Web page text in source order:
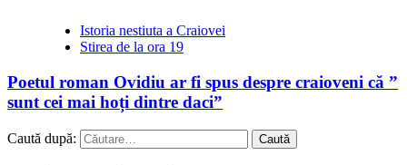
Istoria nestiuta a Craiovei
Stirea de la ora 19
Poetul roman Ovidiu ar fi spus despre craioveni că ”
sunt cei mai hoți dintre daci”
Caută după: